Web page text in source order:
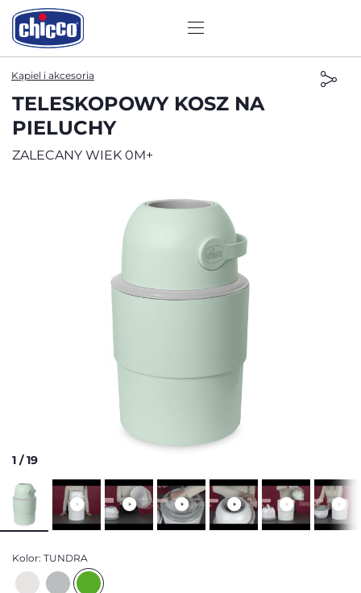
Kąpiel i akcesoria
TELESKOPOWY KOSZ NA
PIELUCHY
ZALECANY WIEK 0M+
1 /19
Kolor: TUNDRA